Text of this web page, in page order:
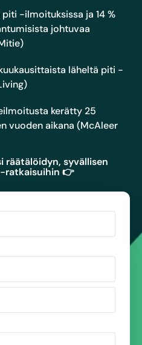
piti -ilmoituksissa ja 14 %
johtuvaa
läheltä piti -
kerätty 25
vuoden aikana (McAleer
räätälöidyn, syvällisen
ratkaisuihin 👉